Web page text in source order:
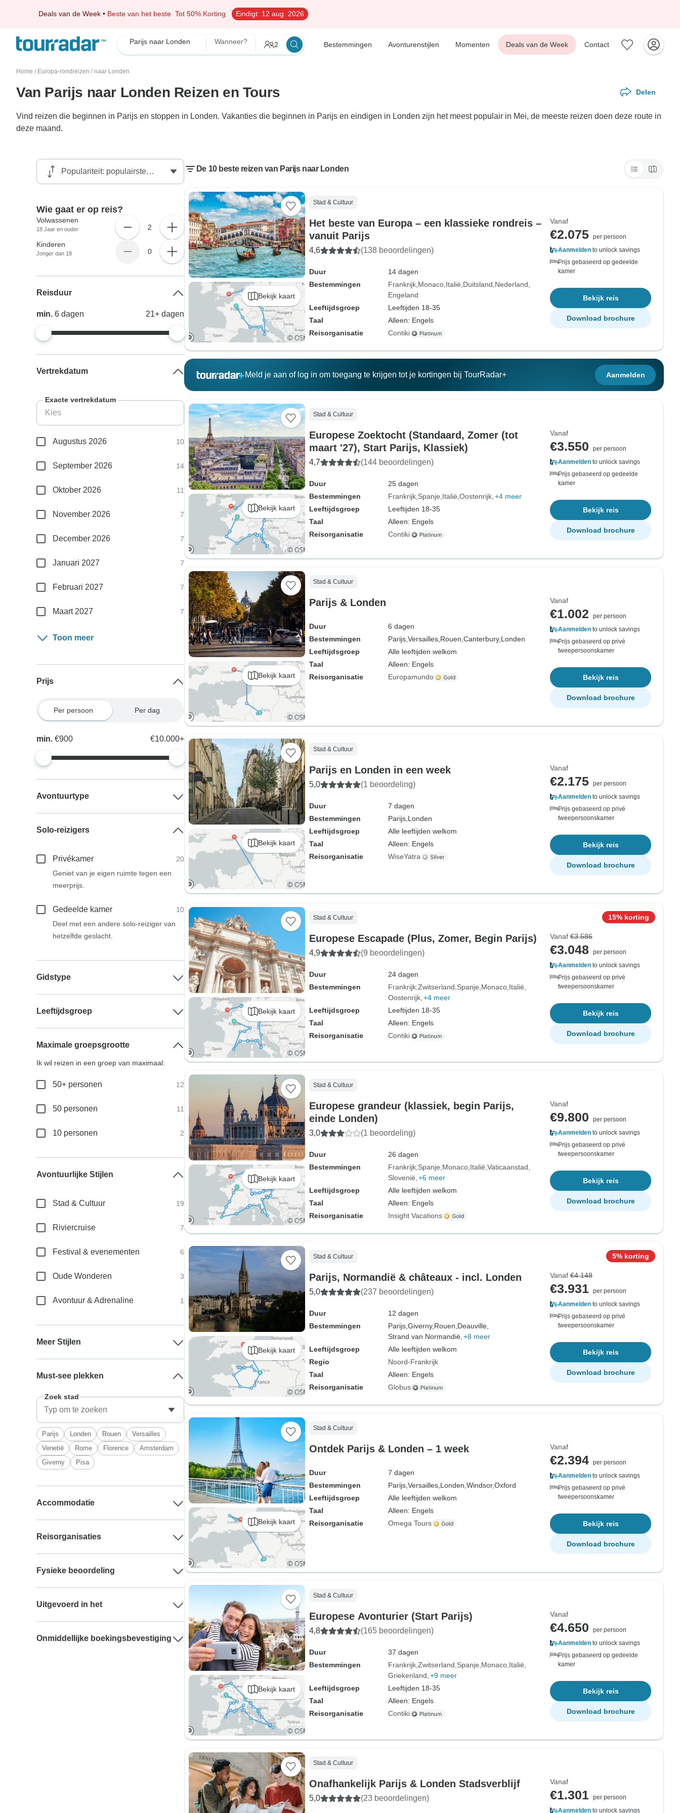
Deals van de Week • Beste van het beste Tot 50% Korting Eindigt: 12 aug. 2026
Parijs naar Londen Wanneer? 2 Bestemmingen Avonturenstijlen Momenten Deals van de Week Contact
Home / Europa-rondreizen / naar Londen
Van Parijs naar Londen Reizen en Tours Delen
Vind reizen die beginnen in Parijs en stoppen in Londen. Vakanties die beginnen in Parijs en eindigen in Londen zijn het meest populair in Mei, de meeste reizen doen deze route in
deze maand.
De 10 beste reizen van Parijs naar Londen
Bekijk kaart
Stad & Cultuur
Het beste van Europa – een klassieke rondreis –
vanuit Parijs
4,6 (138 beoordelingen)
Duur
14 dagen
Bestemmingen
Frankrijk Monaco Italië Duitsland Nederland
Engeland
Leeftijdsgroep
Leeftijden 18-35
Taal
Alleen: Engels
Reisorganisatie
Contiki
Vanaf
€2.075 per persoon
Aanmelden to unlock savings
Prijs gebaseerd op gedeelde
kamer
Bekijk reis
Download brochure
Meld je aan of log in om toegang te krijgen tot je kortingen bij TourRadar+ Aanmelden
Bekijk kaart
Stad & Cultuur
Europese Zoektocht (Standaard, Zomer (tot
maart '27), Start Parijs, Klassiek)
4,7 (144 beoordelingen)
Duur
25 dagen
Bestemmingen
Frankrijk Spanje Italië Oostenrijk +4 meer
Leeftijdsgroep
Leeftijden 18-35
Taal
Alleen: Engels
Reisorganisatie
Contiki
Vanaf
€3.550
per persoon
Aanmelden to unlock savings
Prijs gebaseerd op gedeelde
kamer
Bekijk reis
Download brochure
Bekijk kaart
Stad & Cultuur
Parijs & Londen
Duur
6 dagen
Bestemmingen
Parijs, Versailles, Rouen, Canterbury, Londen
Leeftijdsgroep
Alle leeftijden welkom
Taal
Alleen: Engels
Reisorganisatie
Europamundo
Vanaf
€1.002
per persoon
Aanmelden to unlock savings
Prijs gebaseerd op privé
tweepersoonskamer
Bekijk reis
Download brochure
Bekijk kaart
Stad & Cultuur
Parijs en Londen in een week
5,0 (1 beoordeling)
Duur
7 dagen
Bestemmingen
Parijs, Londen
Leeftijdsgroep
Alle leeftijden welkom
Taal
Alleen: Engels
Reisorganisatie
WiseYatra
Vanaf
€2.175 per persoon
Aanmelden to unlock savings
Prijs gebaseerd op privé
tweepersoonskamer
Bekijk reis
Download brochure
Bekijk kaart
Stad & Cultuur
Europese Escapade (Plus, Zomer, Begin Parijs)
4,9 (9 beoordelingen)
Duur
24 dagen
Bestemmingen
Frankrijk Zwitserland Spanje Monaco Italië
Oostenrijk +4 meer
Leeftijdsgroep
Leeftijden 18-35
Taal
Alleen: Engels
Reisorganisatie
Contiki
15% korting
Vanaf €3.586
€3.048
per persoon
Aanmelden to unlock savings
Prijs gebaseerd op privé
tweepersoonskamer
Bekijk reis
Download brochure
Bekijk kaart
Stad & Cultuur
Europese grandeur (klassiek, begin Parijs,
einde Londen)
3,0 (1 beoordeling)
Duur
26 dagen
Bestemmingen
Frankrijk Spanje Monaco Italië Vaticaanstad
Slovenië +6 meer
Leeftijdsgroep
Alle leeftijden welkom
Taal
Alleen: Engels
Reisorganisatie
Insight Vacations
Vanaf
€9.800
per persoon
Aanmelden to unlock savings
Prijs gebaseerd op privé
tweepersoonskamer
Bekijk reis
Download brochure
Bekijk kaart
Stad & Cultuur
Parijs, Normandië & châteaux - incl. Londen
5,0 (237 beoordelingen)
Duur
12 dagen
Bestemmingen
Parijs, Giverny, Rouen, Deauville,
Strand van Normandië, +8 meer
Leeftijdsgroep
Alle leeftijden welkom
Regio
Noord-Frankrijk
Taal
Alleen: Engels
Reisorganisatie
Globus
5% korting
Vanaf €4.148
€3.931 per persoon
Aanmelden to unlock savings
Prijs gebaseerd op privé
tweepersoonskamer
Bekijk reis
Download brochure
Bekijk kaart
Stad & Cultuur
Ontdek Parijs & Londen – 1 week
Duur
7 dagen
Bestemmingen
Parijs, Versailles, Londen, Windsor,Oxford
Leeftijdsgroep
Alle leeftijden welkom
Taal
Alleen: Engels
Reisorganisatie
Omega Tours
Vanaf
€2.394 per persoon
Aanmelden to unlock savings
Prijs gebaseerd op privé
tweepersoonskamer
Bekijk reis
Download brochure
Bekijk kaart
Stad & Cultuur
Europese Avonturier (Start Parijs)
4,8 (165 beoordelingen)
Duur
37 dagen
Bestemmingen
Frankrijk Zwitserland Spanje Monaco Italië
Griekenland +9 meer
Leeftijdsgroep
Leeftijden 18-35
Taal
Alleen: Engels
Reisorganisatie
Contiki
Vanaf
€4.650
per persoon
Aanmelden to unlock savings
Prijs gebaseerd op gedeelde
kamer
Bekijk reis
Download brochure
Stad & Cultuur
Onafhankelijk Parijs & Londen Stadsverblijf
5,0 (23 beoordelingen)
Vanaf
€1.301 per persoon
Aanmelden to unlock savings
Wie gaat er op reis?
Volwassenen
18 Jaar en ouder 2
Kinderen
Jonger dan 18 0
Reisduur
min.6dagen 21+ dagen
Vertrekdatum
Exacte vertrekdatum
Augustus 2026 10
September 2026 14
Oktober 2026 11
November 2026 7
December 2026 7
Januari 2027 7
Februari 2027 7
Maart 2027 7
Toon meer
Prijs
Per persoon Per dag
min.€900 €10.000+
Avontuurtype
Solo-reizigers
Privékamer
20
Geniet van je eigen ruimte tegen een
meerprijs.
Gedeelde kamer
10
Deel met een andere solo-reiziger van
hetzelfde geslacht.
Gidstype
Leeftijdsgroep
Maximale groepsgrootte
Ik wil reizen in een groep van maximaal:
50+ personen 12
50 personen 11
10 personen 2
Avontuurlijke Stijlen
Stad & Cultuur 19
Riviercruise 7
Festival & evenementen 6
Oude Wonderen 3
Avontuur & Adrenaline 1
Meer Stijlen
Must-see plekken
Zoek stad
Parijs Londen Rouen
Versailles
Venetië
Rome Florence
Amsterdam
Giverny
Pisa
Accommodatie
Reisorganisaties
Fysieke beoordeling
Uitgevoerd in het
Onmiddellijke boekingsbevestiging